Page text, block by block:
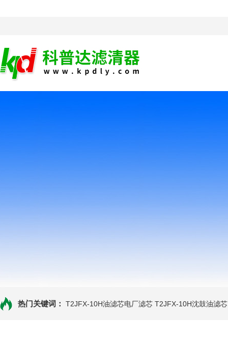
热门关键词： T2JFX-10H油滤芯电厂滤芯 T2JFX-10H沈鼓油滤芯